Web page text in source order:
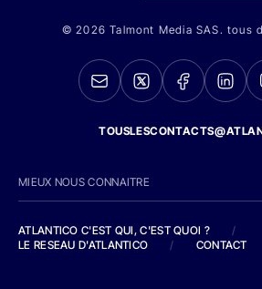
© 2026 Talmont Media SAS. tous
MIEUX NOUS CONNAITRE
ATLANTICO C'EST QUI, C'EST QUOI ?
/
LE RESEAU D'ATLANTICO
/ CONTACT